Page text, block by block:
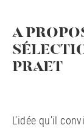
A
PRAET
L’idée qu’il